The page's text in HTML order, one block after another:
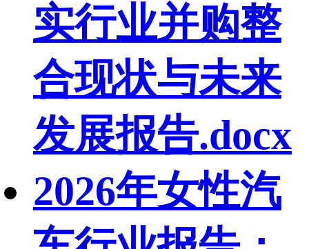
实行业并购整
合现状与未来
发展报告.docx
2026年女性汽